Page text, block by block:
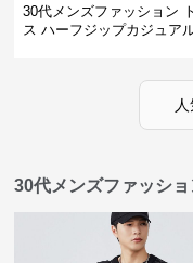
30代メンズファッション
ス ハーフジップカジュア
30代メンズファッシ